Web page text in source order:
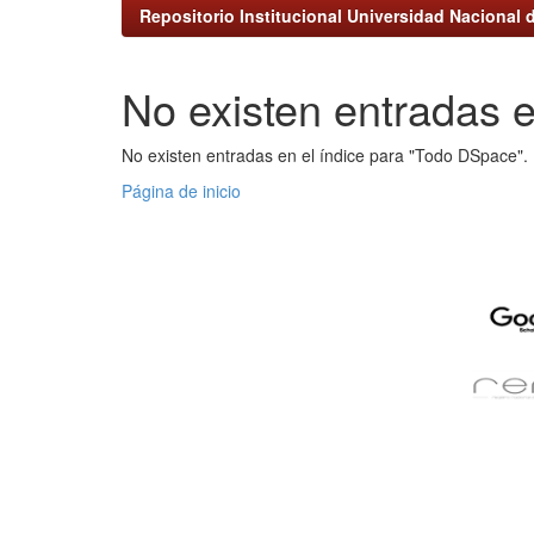
Repositorio Institucional Universidad Nacional
No existen entradas
No existen entradas en el índice para "Todo DSpace".
Página de inicio